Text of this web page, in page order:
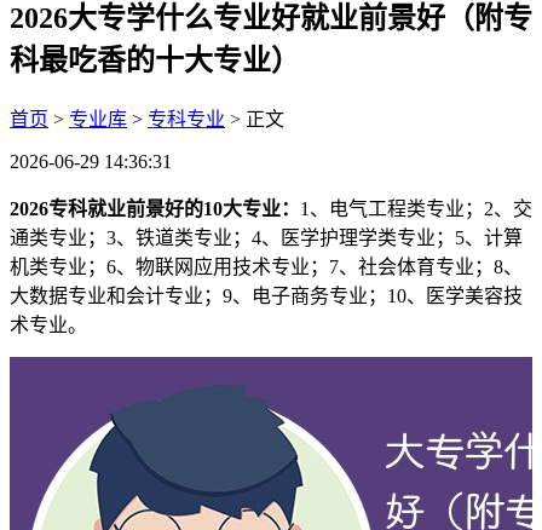
2026大专学什么专业好就业前景好（附专
科最吃香的十大专业）
首页 > 专业库 > 专科专业 > 正文
2026-06-29 14:36:31
2026专科就业前景好的10大专业： 1、电气工程类专业；2、交
通类专业；3、铁道类专业；4、医学护理学类专业；5、计算
机类专业；6、物联网应用技术专业；7、社会体育专业；8、
大数据专业和会计专业；9、电子商务专业；10、医学美容技
术专业。